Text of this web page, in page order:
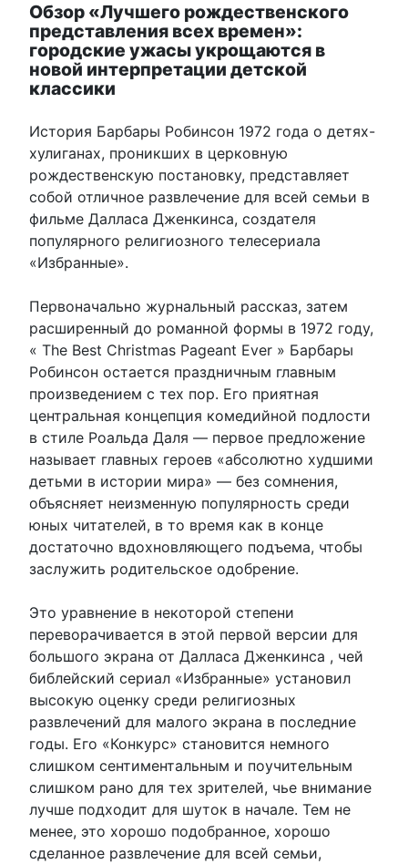
Обзор «Лучшего рождественского
представления всех времен»:
городские ужасы укрощаются в
новой интерпретации детской
классики
История Барбары Робинсон 1972 года о детях-
хулиганах, проникших в церковную
рождественскую постановку, представляет
собой отличное развлечение для всей семьи в
фильме Далласа Дженкинса, создателя
популярного религиозного телесериала
«Избранные».
Первоначально журнальный рассказ, затем
расширенный до романной формы в 1972 году,
« The Best Christmas Pageant Ever » Барбары
Робинсон остается праздничным главным
произведением с тех пор. Его приятная
центральная концепция комедийной подлости
в стиле Роальда Даля — первое предложение
называет главных героев «абсолютно худшими
детьми в истории мира» — без сомнения,
объясняет неизменную популярность среди
юных читателей, в то время как в конце
достаточно вдохновляющего подъема, чтобы
заслужить родительское одобрение.
Это уравнение в некоторой степени
переворачивается в этой первой версии для
большого экрана от Далласа Дженкинса , чей
библейский сериал «Избранные» установил
высокую оценку среди религиозных
развлечений для малого экрана в последние
годы. Его «Конкурс» становится немного
слишком сентиментальным и поучительным
слишком рано для тех зрителей, чье внимание
лучше подходит для шуток в начале. Тем не
менее, это хорошо подобранное, хорошо
сделанное развлечение для всей семьи,